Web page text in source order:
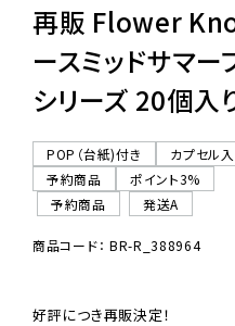
06-
再販 Flower
ースミッドサマー
シリーズ 20個入
POP（台紙)付き
カプセル入
予約商品
ポイント3%
予約商品
発送A
商品コード： BR-R_388964
好評につき再販決定！